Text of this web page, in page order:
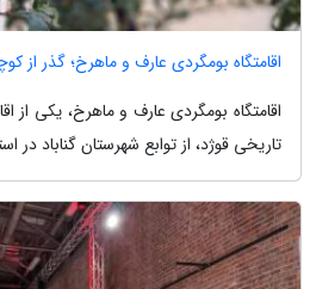
اقامتگاه بومگردی عارف و ماهرخ؛ گذر از
اقامتگاه بومگردی عارف و ماهرخ، یکی از
تاریخی قوژد، از توابع شهرستان گناباد